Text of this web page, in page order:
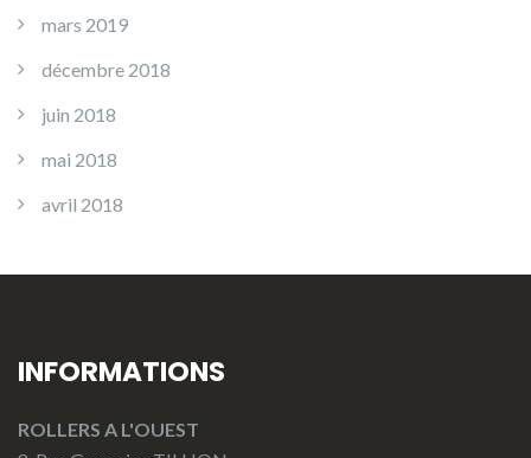
mars 2019
décembre 2018
juin 2018
mai 2018
avril 2018
INFORMATIONS
ROLLERS A L'OUEST